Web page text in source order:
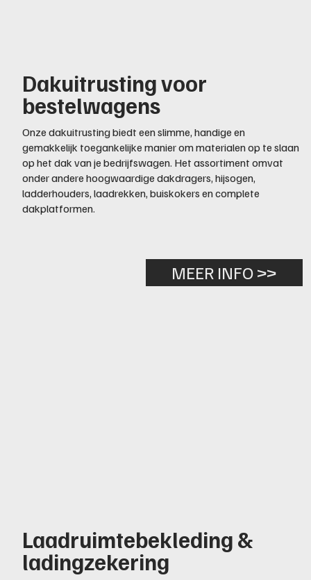
Dakuitrusting voor
bestelwagens
Onze dakuitrusting biedt een slimme, handige en
gemakkelijk toegankelijke manier om materialen op te slaan
op het dak van je bedrijfswagen. Het assortiment omvat
onder andere hoogwaardige dakdragers, hijsogen,
ladderhouders, laadrekken, buiskokers en complete
dakplatformen.
MEER INFO >>
Laadruimtebekleding &
ladingzekering